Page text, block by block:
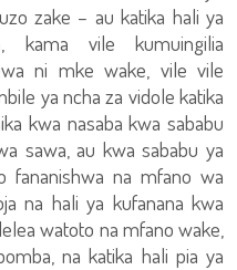
zake – au katika hali ya
kama vile kumuingilia
ni mke wake, vile vile
ya ncha za vidole katika
kwa nasaba kwa sababu
sawa, au kwa sababu ya
fananishwa na mfano wa
na hali ya kufanana kwa
watoto na mfano wake,
na katika hali pia ya